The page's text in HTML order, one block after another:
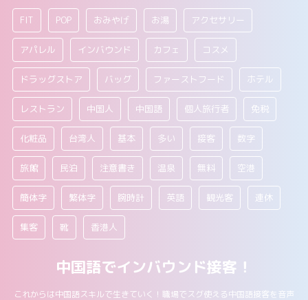
FIT POP おみやげ お湯 アクセサリー
アパレル インバウンド カフェ コスメ
ドラッグストア バッグ ファーストフード ホテル
レストラン 中国人 中国語 個人旅行者 免税
化粧品 台湾人 基本 多い 接客 数字
旅館 民泊 注意書き 温泉 無料 空港
簡体字 繁体字 腕時計 英語 観光客 連休
集客 靴 香港人
中国語でインバウンド接客！
これからは中国語スキルで生きていく！職場でスグ使える中国語接客を音声